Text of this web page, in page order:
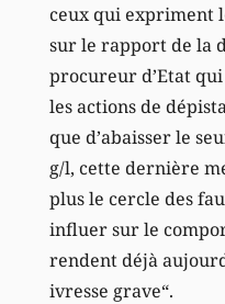
ceux qui expriment
sur le rapport de la
procureur d’Etat
les actions de
que d’abaisser le
g/l, cette dernière
plus le cercle des
influer sur le
rendent déjà
ivresse grave“.